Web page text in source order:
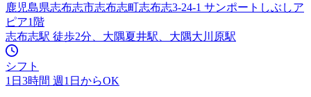
鹿児島県志布志市志布志町志布志3-24-1 サンポートしぶしア
ピア1階
志布志駅 徒歩2分、大隅夏井駅、大隅大川原駅
シフト
1日3時間 週1日からOK